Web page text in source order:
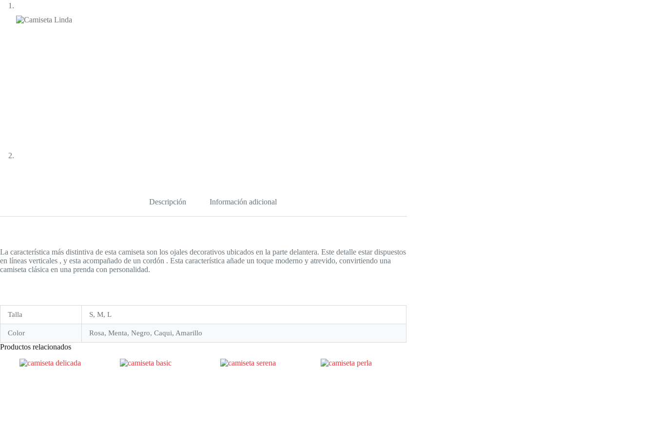
Descripción Información adicional
La característica más distintiva de esta camiseta son los ojales decorativos ubicados en la parte delantera. Este detalle estar dispuestos
en líneas verticales , y esta acompañado de un cordón . Esta característica añade un toque moderno y atrevido, convirtiendo una
camiseta clásica en una prenda con personalidad.
Talla S, M, L
Color Rosa, Menta, Negro, Caqui, Amarillo
Productos relacionados